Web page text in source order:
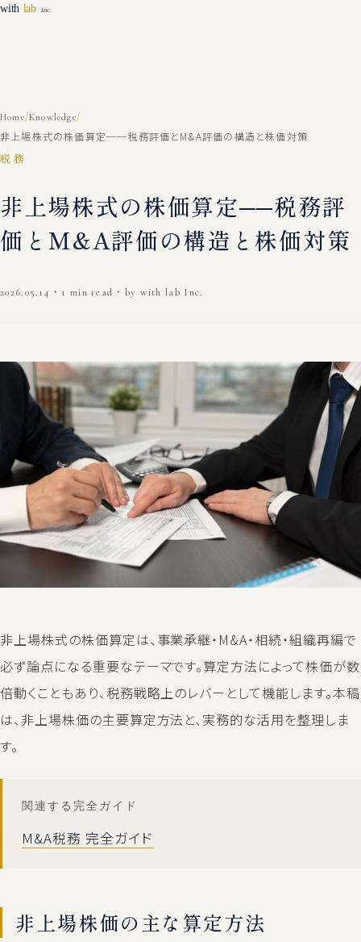
Home/Knowledge/
非上場株式の株価算定──税務評価とM&A評価の構造と株価対策
税務
非上場株式の株価算定──税務評
価とM&A評価の構造と株価対策
2026.05.14 ・ 1 min read ・ by with lab Inc.
非上場株式の株価算定は、事業承継・M&A・相続・組織再編で
必ず論点になる重要なテーマです。算定方法によって株価が数
倍動くこともあり、税務戦略上のレバーとして機能します。本稿
は、非上場株価の主要算定方法と、実務的な活用を整理しま
す。
関連する完全ガイド
M&A税務 完全ガイド
非上場株価の主な算定方法